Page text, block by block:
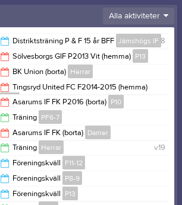
Alla aktiviteter
v.18
Distriktsträning P & F 15 år BFF Jämshögs IF
Sölvesborgs GIF P2013 Vit (hemma) P13
BK Union (borta) Herrar
Tingsryd United FC F2014-2015 (hemma)
F11-12Asarums IF FK P2016 (borta) P10
Träning PF6-7
Asarums IF FK (borta) Damer
v.19
Träning Herrar
Föreningskväll F11-12
Föreningskväll P8-9
Föreningskväll P13